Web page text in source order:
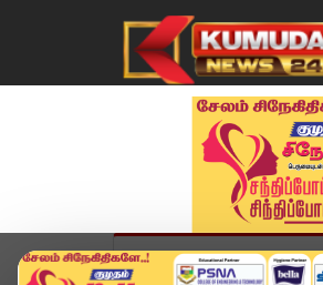
முகப்பு விளையாட்டு